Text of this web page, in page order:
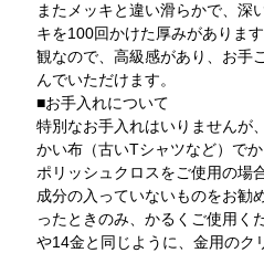
またメッキと違い滑らかで、深
キを100回かけた厚みがありま
観なので、高級感があり、お手
んでいただけます。
■お手入れについて
特別なお手入れはいりませんが
かい布（古いTシャツなど）で
ポリッシュクロスをご使用の場
成分の入っていないものをお勧
ったときのみ、かるくご使用く
や14金と同じように、金用のク